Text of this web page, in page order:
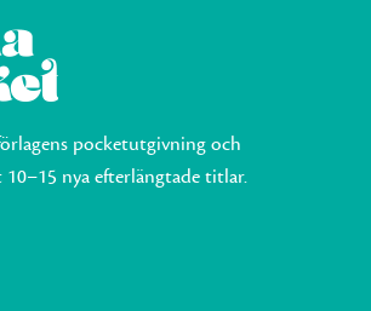
pocketutgivning och
10–15 nya efterlängtade titlar.